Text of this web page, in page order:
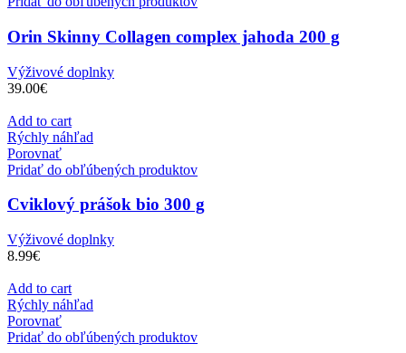
Orin Skinny Collagen complex jahoda 200 g
Výživové doplnky
39.00€
Add to cart
Rýchly náhľad
Porovnať
Pridať do obľúbených produktov
Cviklový prášok bio 300 g
Výživové doplnky
8.99€
Add to cart
Rýchly náhľad
Porovnať
Pridať do obľúbených produktov